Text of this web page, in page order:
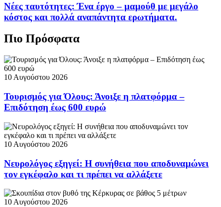
Νέες ταυτότητες: Ένα έργο – μαμούθ με μεγάλο
κόστος και πολλά αναπάντητα ερωτήματα.
Πιο Πρόσφατα
10 Αυγούστου 2026
Τουρισμός για Όλους: Άνοιξε η πλατφόρμα –
Επιδότηση έως 600 ευρώ
10 Αυγούστου 2026
Νευρολόγος εξηγεί: Η συνήθεια που αποδυναμώνει
τον εγκέφαλο και τι πρέπει να αλλάξετε
10 Αυγούστου 2026